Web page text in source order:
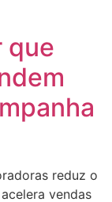
que
reduz o
vendas